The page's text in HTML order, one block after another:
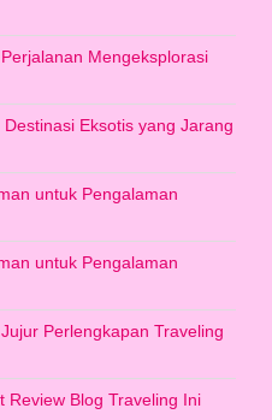
Mengeksplorasi
Eksotis yang Jarang
untuk Pengalaman
untuk Pengalaman
Perlengkapan Traveling
Review Blog Traveling Ini